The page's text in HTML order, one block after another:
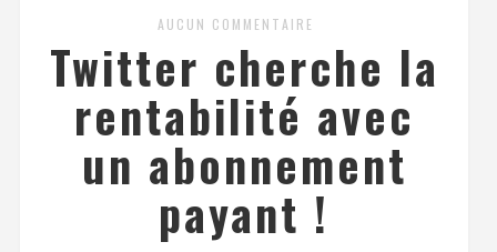
AUCUN COMMENTAIRE
Twitter cherche la
rentabilité avec
un abonnement
payant !